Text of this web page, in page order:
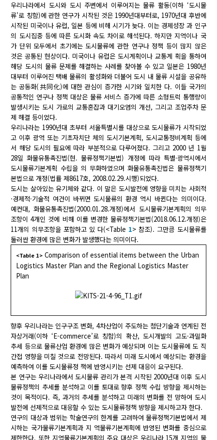
우리나라에서 도시와 도시 주변에서 이루어지는 물류 활동(이하 ‘도시물
류’로 칭함)에 관한 연구가 시작된 것은 1990년대부터로, 1970년대 후반에
시작된 미국이나 유럽, 일본 등에 비해 시기가 늦다. 이는 경제성장 과 인구
의 도시집중 등에 따른 도시화 속도 차이로 해석된다. 하지만 지역이나 국
가 단위 모두에서 초기에는 도시물류에 관한 연구나 정책 등이 많지 않은
것은 공통된 현상이다. 미국이나 유럽은 도시계획이나 교통계 획을 통하여
해당 도시의 물류 문제를 해결하는 사례를 찾아볼 수 있고 일본은 1980년
대부터 이루어진 택배 물류의 활성화와 더불어 도시 내 물류 시설을 공유하
는 공동화(共同化)에 대한 관심이 증가한 시기와 일치한 다. 이들 국가의
공통적인 연구나 정책 대상은 물류 서비스 증가에 따른 소형트럭 통행량이
발생시키는 도시 가로의 교통혼잡과 대기오염의 개선, 그리고 조업주차 문
제 해결 등이었다.
우리나라는 1990년대 초부터 서울특별시를 대상으로 도시물류가 시작되었
고 이후 광역 또는 기초자치단 체의 도시기본계획, 도시교통정비계획 등에
서 해당 도시의 필요에 따라 부분적으로 다루어졌다. 그리고 2000 년 1월
28일 화물유통촉진법(현. 물류정책기본법) 개정에 따라 특별·광역시에서
도시물류기본계획 수립을 의 무화하였으며 화물유통촉진법은 물류정책기
본법으로 개정(법률 제8617호, 2008.02.29.시행)되었다.
도시는 살아있는 유기체와 같다. 이 말은 도시발전에 영향을 미치는 사회적
·경제적·기술적 여건이 바뀌면 도시물류의 환경 역시 바뀐다는 의미이다.
예컨대, 화물유통촉진법(2000.01.28.개정)에서 도시물류기본계획의 의무
조항이 4개인 것에 비해 이를 변경한 물류정책기본법(2018.06.12.개정)은
11개의 의무조항을 포함하고 있 다(<Table 1> 참조). 그만큼 도시물류를
둘러싼 환경에 많은 변화가 발생했다는 의미이다.
<Table 1> Comparison of essential items between the Urban
Logistics Master Plan and the Regional Logistics Master
Plan
향후 우리나라는 인구구조 변화, 4차산업이 주도하는 첨단기술과 연계된 전
자상거래(이하 ‘E-commerce’로 칭함)의 확산, 도시개발의 고도·과밀화
추세 등으로 물류산업 환경에 많은 변화가 예상되며 이는 도시물류에 도 직
간접 영향을 미칠 것으로 전망된다. 따라서 미래 도시에서 예상되는 환경을
예측하여 이를 도시물류정 책에 반영시키는 선제 대응이 요구된다.
본 연구는 우리나라에서 도시물류 관리가 본격 시작된 2000년대 이후 도시
물류정책의 추세를 분석하고 이를 토대로 향후 정책 수립 방향을 제시하는
것이 목적이다. 즉, 과거의 추세를 분석하고 미래의 변화를 전 망하여 도시
발전에 선제적으로 대응할 수 있는 도시물류정책 방향을 제시하고자 한다.
연구의 대상과 범위는 학술연구의 한계를 고려하여 물류정책기본법에서 제
시하는 국가물류기본계획과 지 역물류기본계획에 반영된 변화를 중심으로
제한한다. 또한 지역물류기본계획의 주요 대상은 우리나라 15개 지역의 물